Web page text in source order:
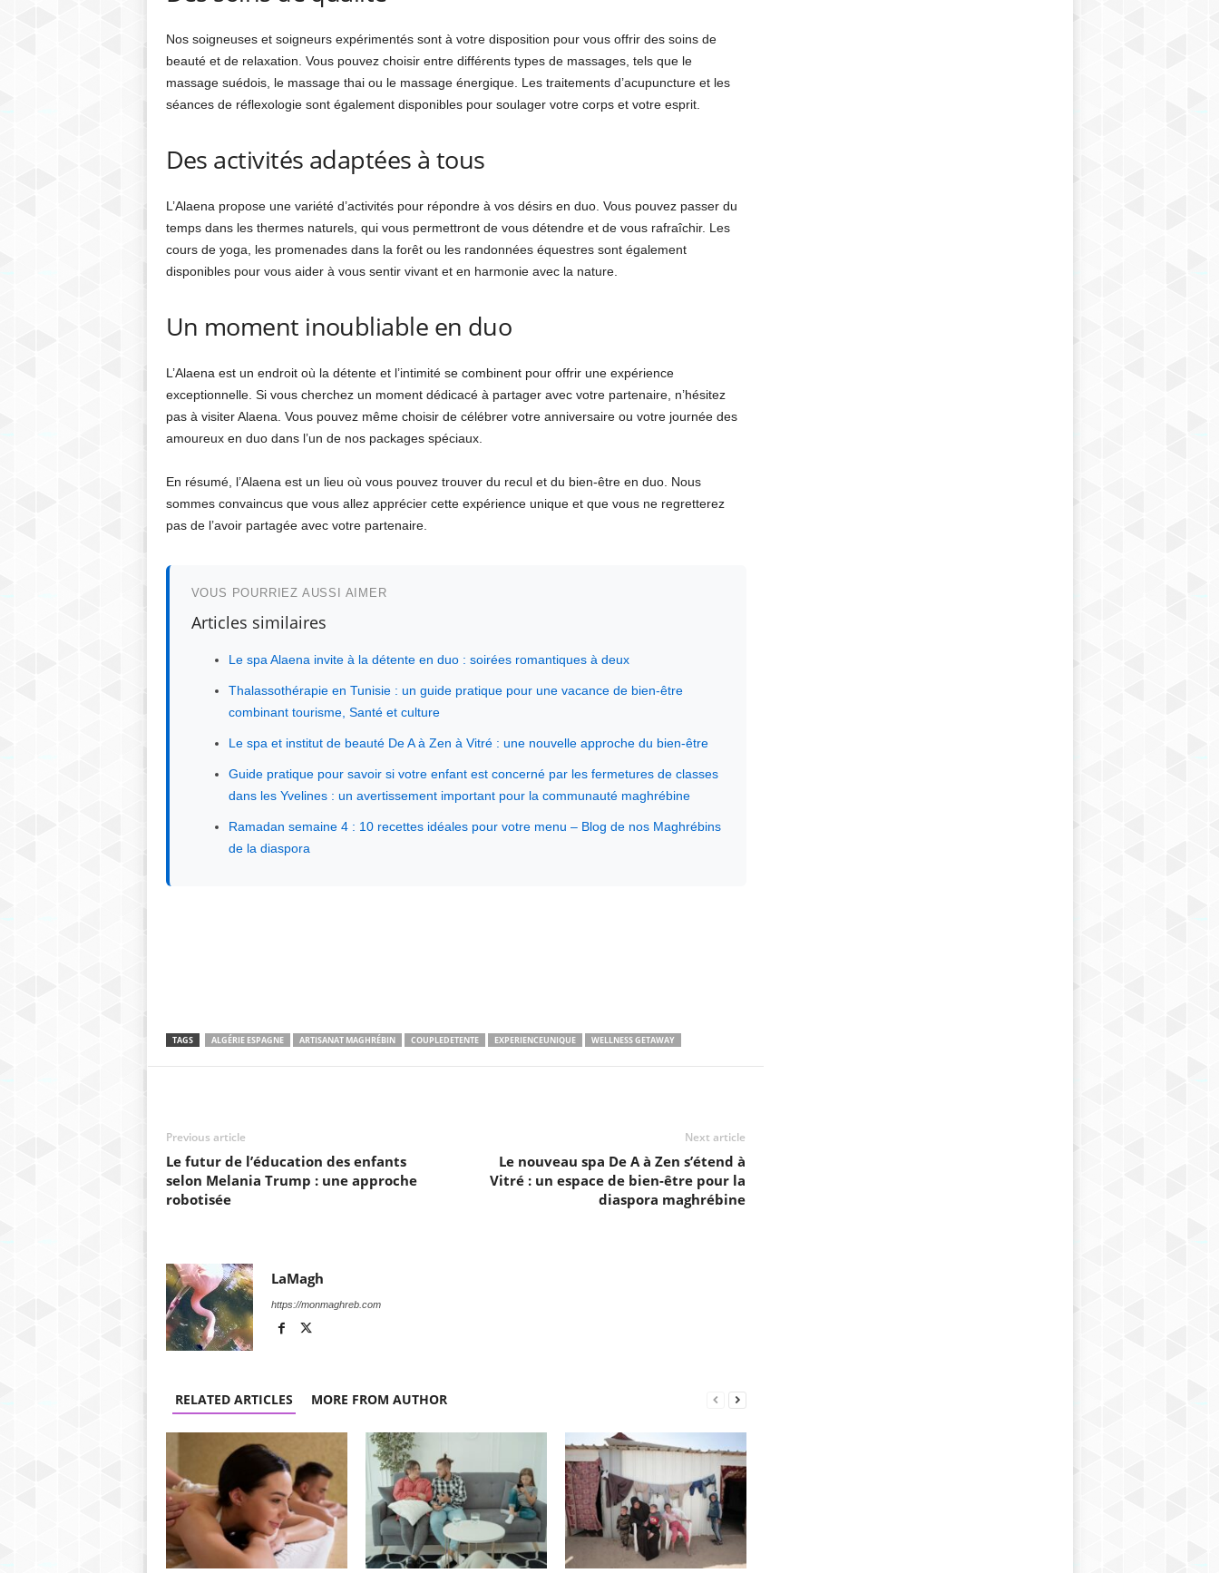
Nos soigneuses et soigneurs expérimentés sont à votre disposition pour vous offrir des soins de
beauté et de relaxation. Vous pouvez choisir entre différents types de massages, tels que le
massage suédois, le massage thai ou le massage énergique. Les traitements d’acupuncture et les
séances de réflexologie sont également disponibles pour soulager votre corps et votre esprit.
Des activités adaptées à tous
L’Alaena propose une variété d’activités pour répondre à vos désirs en duo. Vous pouvez passer du
temps dans les thermes naturels, qui vous permettront de vous détendre et de vous rafraîchir. Les
cours de yoga, les promenades dans la forêt ou les randonnées équestres sont également
disponibles pour vous aider à vous sentir vivant et en harmonie avec la nature.
Un moment inoubliable en duo
L’Alaena est un endroit où la détente et l’intimité se combinent pour offrir une expérience
exceptionnelle. Si vous cherchez un moment dédicacé à partager avec votre partenaire, n’hésitez
pas à visiter Alaena. Vous pouvez même choisir de célébrer votre anniversaire ou votre journée des
amoureux en duo dans l’un de nos packages spéciaux.
En résumé, l’Alaena est un lieu où vous pouvez trouver du recul et du bien-être en duo. Nous
sommes convaincus que vous allez apprécier cette expérience unique et que vous ne regretterez
pas de l’avoir partagée avec votre partenaire.
VOUS POURRIEZ AUSSI AIMER
Articles similaires
Le spa Alaena invite à la détente en duo : soirées romantiques à deux
Thalassothérapie en Tunisie : un guide pratique pour une vacance de bien-être
combinant tourisme, Santé et culture
Le spa et institut de beauté De A à Zen à Vitré : une nouvelle approche du bien-être
Guide pratique pour savoir si votre enfant est concerné par les fermetures de classes
dans les Yvelines : un avertissement important pour la communauté maghrébine
Ramadan semaine 4 : 10 recettes idéales pour votre menu – Blog de nos Maghrébins
de la diaspora
TAGS ALGÉRIE ESPAGNE ARTISANAT MAGHRÉBIN COUPLEDETENTE EXPERIENCEUNIQUE WELLNESS GETAWAY
Previous article
Le futur de l’éducation des enfants
selon Melania Trump : une approche
robotisée
Next article
Le nouveau spa De A à Zen s’étend à
Vitré : un espace de bien-être pour la
diaspora maghrébine
LaMagh
https://monmaghreb.com
RELATED ARTICLES MORE FROM AUTHOR